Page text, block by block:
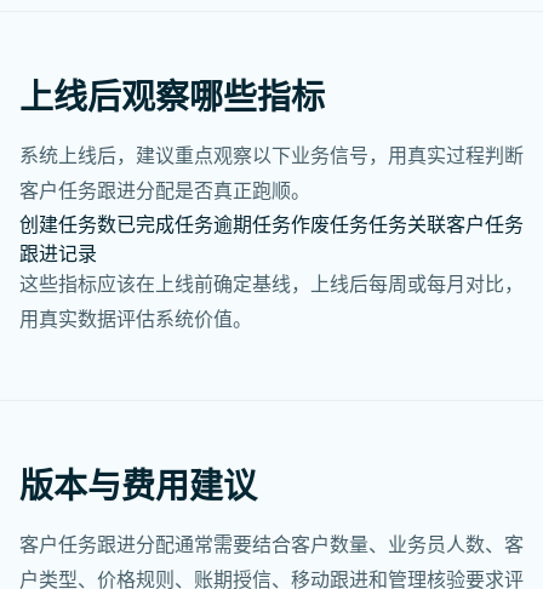
上线后观察哪些指标
系统上线后，建议重点观察以下业务信号，用真实过程判断
客户任务跟进分配是否真正跑顺。
创建任务数已完成任务逾期任务作废任务任务关联客户任务
跟进记录
这些指标应该在上线前确定基线，上线后每周或每月对比，
用真实数据评估系统价值。
版本与费用建议
客户任务跟进分配通常需要结合客户数量、业务员人数、客
户类型、价格规则、账期授信、移动跟进和管理核验要求评